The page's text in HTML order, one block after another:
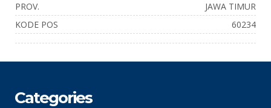
PROV.
JAWA TIMUR
KODE POS
60234
Categories